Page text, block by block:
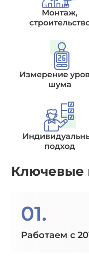
Монтаж,
Измерение
шума
подход
Ключевые
01.
Работаем с